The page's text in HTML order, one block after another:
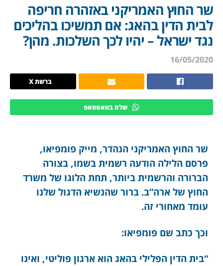
שר החוץ האמריקני באזהרה חריפה
לבית הדין בהאג: אם תמשיכו בהליכים
נגד ישראל – יהיו לכך השלכות. מהן?
16/05/2020
ברשת X
שלח בוואטסאפ
שר החוץ האמריקני הנהדר, מייק פומפיאו,
פרסם הלילה הודעה רשמית בשמו, בצורה
הברורה והרשמית ביותר, תחת הלוגו של משרד
החוץ של ארה”ב. ברור שהנשיא הדגול שלנו
עומד מאחורי זה.
וכך כתב שם פומפיאו:
“בית הדין הפלילי בהאג הוא ארגון פוליטי, ואינו